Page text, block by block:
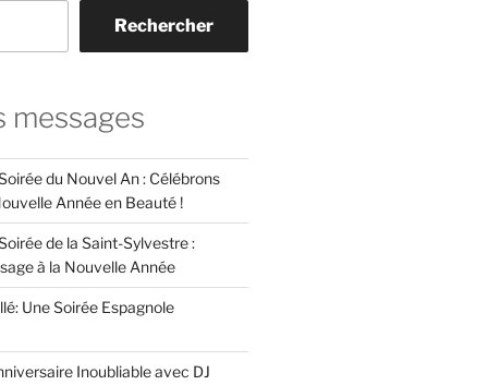
Rechercher
messages
du Nouvel An : Célébrons
Année en Beauté !
de la Saint-Sylvestre :
à la Nouvelle Année
Une Soirée Espagnole
Inoubliable avec DJ